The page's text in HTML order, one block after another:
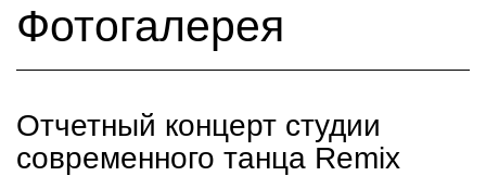
Фотогалерея
Отчетный концерт студии
современного танца Remix